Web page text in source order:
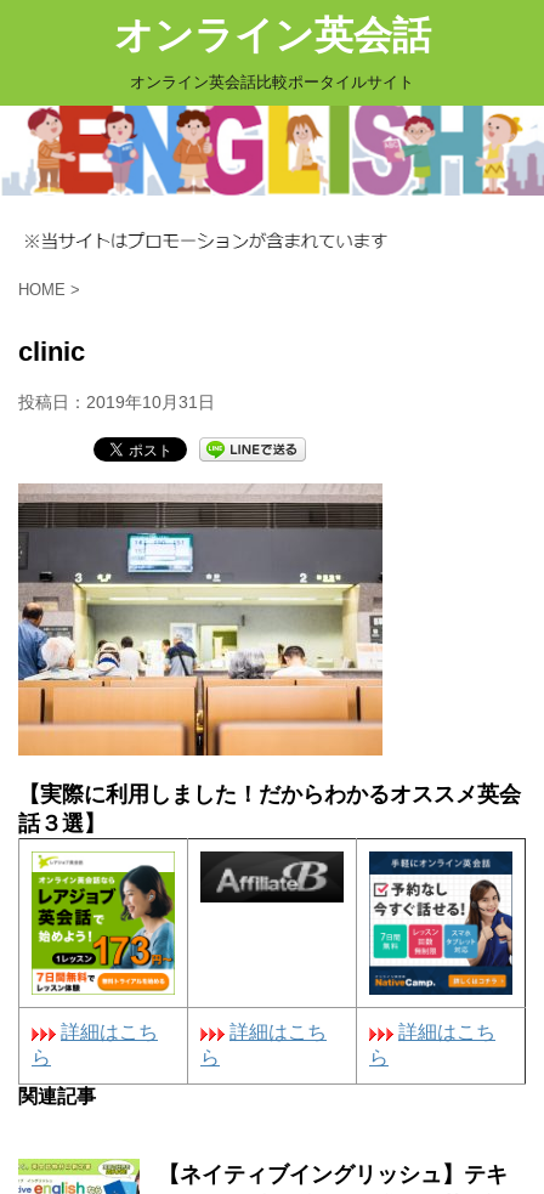
オンライン英会話
オンライン英会話比較ポータイルサイト
HOME >
clinic
投稿日： 2019年10月31日
【実際に利用しました！だからわかるオススメ英会
話３選】
詳細はこち
ら
詳細はこち
ら
詳細はこち
ら
関連記事
【ネイティブイングリッシュ】テキ